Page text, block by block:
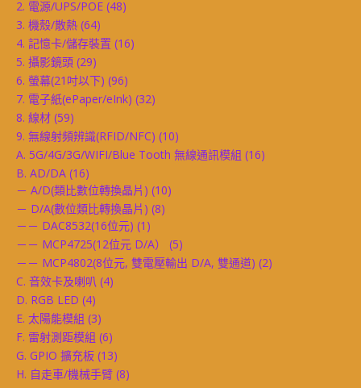
2. 電源/UPS/POE (48)
3. 機殼/散熱 (64)
4. 記憶卡/儲存裝置 (16)
5. 攝影鏡頭 (29)
6. 螢幕(21吋以下) (96)
7. 電子紙(ePaper/eInk) (32)
8. 線材 (59)
9. 無線射頻辨識(RFID/NFC) (10)
A. 5G/4G/3G/WIFI/Blue Tooth 無線通訊模組 (16)
B. AD/DA (16)
－ A/D(類比數位轉換晶片) (10)
－ D/A(數位類比轉換晶片) (8)
－－ DAC8532(16位元) (1)
－－ MCP4725(12位元 D/A）
(5)
－－ MCP4802(8位元, 雙電壓輸出 D/A, 雙通道) (2)
C. 音效卡及喇叭 (4)
D. RGB LED (4)
E. 太陽能模組 (3)
F. 雷射測距模組 (6)
G. GPIO 擴充板 (13)
H. 自走車/機械手臂 (8)